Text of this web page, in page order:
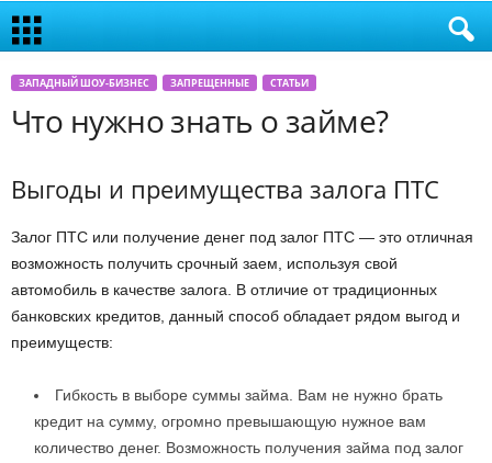
ЗАПАДНЫЙ ШОУ-БИЗНЕС ЗАПРЕЩЕННЫЕ СТАТЬИ
Что нужно знать о займе?
Выгоды и преимущества залога ПТС
Залог ПТС или получение денег под залог ПТС — это отличная
возможность получить срочный заем, используя свой
автомобиль в качестве залога. В отличие от традиционных
банковских кредитов, данный способ обладает рядом выгод и
преимуществ:
Гибкость в выборе суммы займа. Вам не нужно брать
кредит на сумму, огромно превышающую нужное вам
количество денег. Возможность получения займа под залог